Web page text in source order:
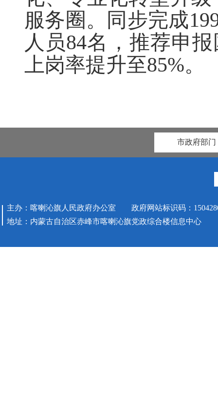
服务圈。同步完成
人员84名，推荐申
上岗率提升至85%。
市政府部门
主办：喀喇沁旗人民政府办公室 政府网站标识码：
地址：内蒙古自治区赤峰市喀喇沁旗党政综合楼信息中心